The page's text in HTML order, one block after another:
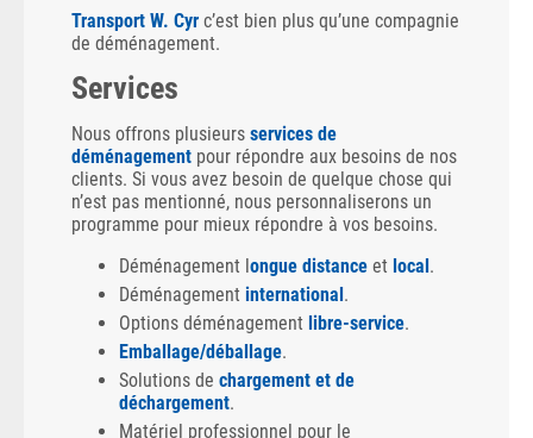
Transport W. Cyr c’est bien plus qu’une compagnie
de déménagement.
Services
Nous offrons plusieurs services de
déménagement pour répondre aux besoins de nos
clients. Si vous avez besoin de quelque chose qui
n’est pas mentionné, nous personnaliserons un
programme pour mieux répondre à vos besoins.
Déménagement longue distance et local.
Déménagement international.
Options déménagement libre-service.
Emballage/déballage.
Solutions de chargement et de
déchargement.
Matériel professionnel pour le